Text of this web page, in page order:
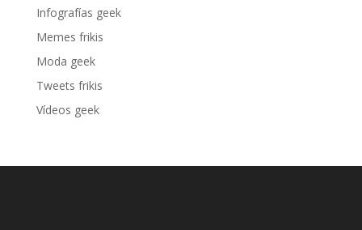
Infografías geek
Memes frikis
Moda geek
Tweets frikis
Vídeos geek